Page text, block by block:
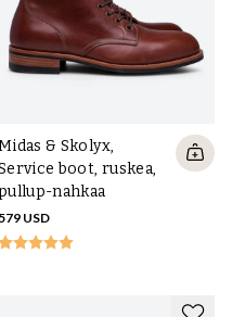
& Skolyx,
boot, ruskea,
nahkaa
579 USD